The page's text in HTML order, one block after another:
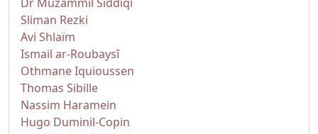
Sliman Rezki
Avi Shlaïm
Ismail ar-Roubaysî
Othmane Iquioussen
Thomas Sibille
Nassim Haramein
Hugo Duminil-Copin